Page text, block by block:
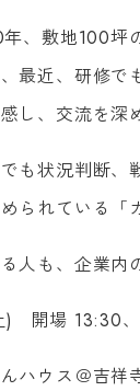
、敷地100坪
最近、研修で
し、交流を深
も状況判断、
られている「
人も、企業内
) 開場 13:30
ハウス＠吉祥